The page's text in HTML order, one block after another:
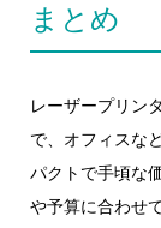
まとめ
レーザープリン
で、オフィスな
パクトで手頃な
や予算に合わせ